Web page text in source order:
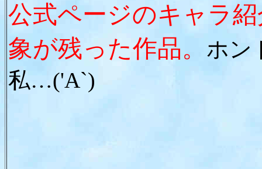
公式ページのキャラ
象が残った作品。 ホン
私…('A`)